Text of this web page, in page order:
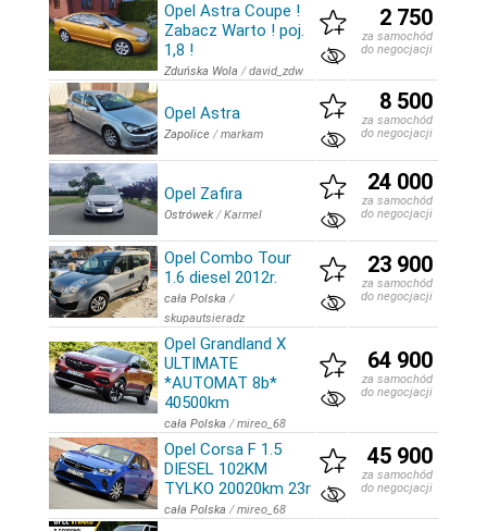
Opel Astra Coupe !
Zabacz Warto ! poj.
1,8 !
Zduńska Wola /david_zdw
2 750
za samochód
do negocjacji
Opel Astra
Zapolice /markam
8 500
za samochód
do negocjacji
Opel Zafira
Ostrówek/Karmel
24 000
za samochód
do negocjacji
Opel Combo Tour
1.6 diesel 2012r.
cała Polska /
skupautsieradz
23 900
za samochód
do negocjacji
Opel Grandland X
ULTIMATE
*AUTOMAT 8b*
40500km
cała Polska /mireo_68
64 900
za samochód
do negocjacji
Opel Corsa F 1.5
DIESEL 102KM
TYLKO 20020km 23r
cała Polska /mireo_68
45 900
za samochód
do negocjacji